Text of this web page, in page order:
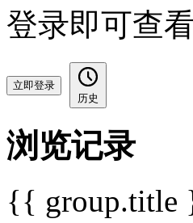
登录即可查
立即登录
历史
浏览记录
{{ group.title